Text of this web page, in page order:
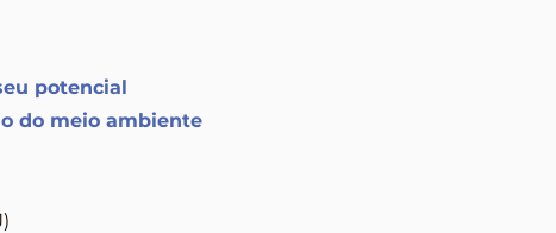
potencial
do meio ambiente